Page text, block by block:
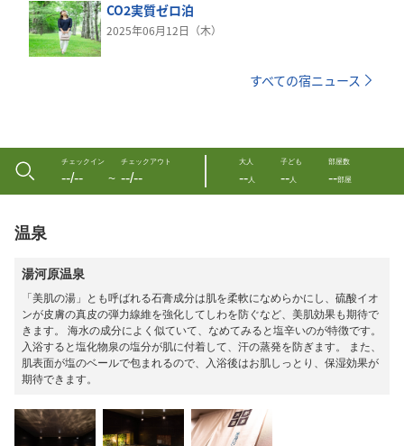
CO2実質ゼロ泊
2025年06月12日（木）
すべての宿ニュース
チェックイン
--/-- 〜
チェックアウト
--/--
大人
--人
子ども
--人
部屋数
--部屋
温泉
湯河原温泉
「美肌の湯」とも呼ばれる石膏成分は肌を柔軟になめらかにし、硫酸イオ
ンが皮膚の真皮の弾力線維を強化してしわを防ぐなど、美肌効果も期待で
きます。 海水の成分によく似ていて、なめてみると塩辛いのが特徴です。
入浴すると塩化物泉の塩分が肌に付着して、汗の蒸発を防ぎます。 また、
肌表面が塩のベールで包まれるので、入浴後はお肌しっとり、保湿効果が
期待できます。